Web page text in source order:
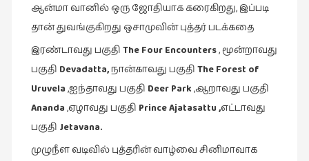
நுண்கலை
நூலக
மனிதர்கள்
நேர்காணல்
படித்தவை
ஆன்மா வானில் ஒரு ஜோதியாக கரைகிறது, இப்படி
தான் துவங்குகிறது ஒசாமுவின் புத்தர் படக்கதை
இரண்டாவது பகுதிThe Four Encounters, மூன்றாவது
பகுதி Devadatta,நான்காவது பகுதிThe Forest of
Uruvela,ஐந்தாவது பகுதி Deer Park,ஆறாவது பகுதி
Ananda,ஏழாவது பகுதி Prince Ajatasattu ,எட்டாவது
பகுதி Jetavana.
முழுநீள வடிவில் புத்தரின் வாழ்வை சினிமாவாக